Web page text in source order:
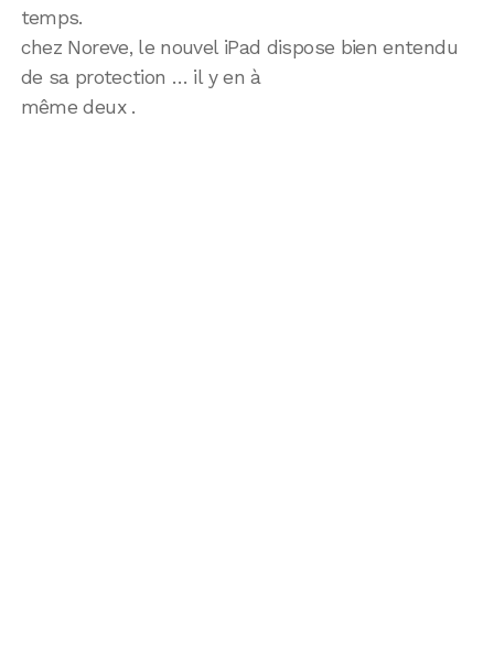
temps.
chez Noreve, le nouvel iPad dispose bien entendu
de sa protection … il y en à
même deux .